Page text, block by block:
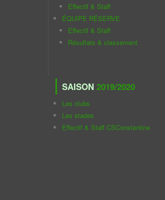
Effectif & Staff
ÉQUIPE RÉSERVE
Effectif & Staff
Résultats & classement
SAISON 2019/2020
Les clubs
Les stades
Effectif & Staff CSConstantine